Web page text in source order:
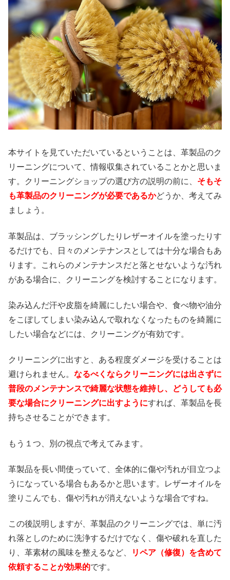
本サイトを見ていただいているということは、革製品のク
リーニングについて、情報収集されていることかと思いま
す。クリーニングショップの選び方の説明の前に、 そもそ
も革製品のクリーニングが必要であるかどうか、考えてみ
ましょう。
革製品は、ブラッシングしたりレザーオイルを塗ったりす
るだけでも、日々のメンテナンスとしては十分な場合もあ
ります。これらのメンテナンスだと落とせないような汚れ
がある場合に、クリーニングを検討することになります。
染み込んだ汗や皮脂を綺麗にしたい場合や、食べ物や油分
をこぼしてしまい染み込んで取れなくなったものを綺麗に
したい場合などには、クリーニングが有効です。
クリーニングに出すと、ある程度ダメージを受けることは
避けられません。 なるべくならクリーニングには出さずに
普段のメンテナンスで綺麗な状態を維持し、どうしても必
要な場合にクリーニングに出すようにすれば、革製品を長
持ちさせることができます。
もう１つ、別の視点で考えてみます。
革製品を長い間使っていて、全体的に傷や汚れが目立つよ
うになっている場合もあるかと思います。レザーオイルを
塗りこんでも、傷や汚れが消えないような場合ですね。
この後説明しますが、革製品のクリーニングでは、単に汚
れ落としのために洗浄するだけでなく、傷や破れを直した
り、革素材の風味を整えるなど、
リペア（修復）を含めて
依頼することが効果的です。